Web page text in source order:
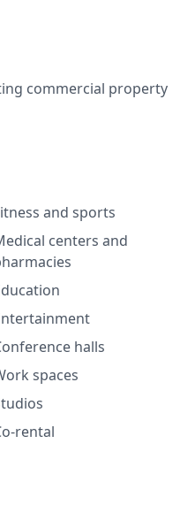
commercial property
and sports
centers and
halls
spaces
rental